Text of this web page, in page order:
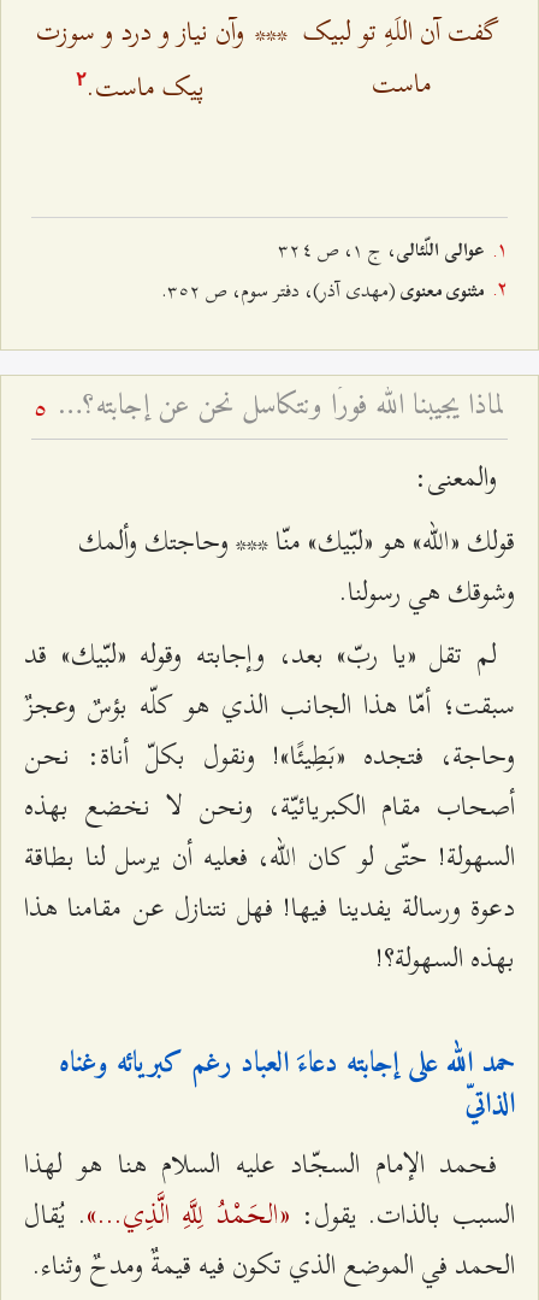
گفت آن اللَهِ تو لبیک
ماست
*** وآن نیاز و درد و سوزت
پیک ماست.٢
عوالی اللّئالی، ج ١، ص ٣٢٤
مثنوی معنوی(مهدی آذر)، دفتر سوم، ص ٣٥٢.
لماذا يجيبنا الله فورًا ونتكاسل نحن عن إجابته؟ - تغيّر أحوال أصحاب المسؤوليّة 5
والمعنى:
قولك «الله» هو «لبّيك» منّا *** وحاجتك وألمك
وشوقك هي رسولنا.
لم تقل «يا ربّ» بعد، وإجابته وقوله «لبّيك» قد
سبقت؛ أمّا هذا الجانب الذي هو كلّه بؤسٌ وعجزٌ
وحاجة، فتجده «بَطِيئًا»! ونقول بكلّ أناة: نحن
أصحاب مقام الكبريائيّة، ونحن لا نخضع بهذه
السهولة! حتّى لو كان الله، فعليه أن يرسل لنا بطاقة
دعوة ورسالة يفدينا فيها! فهل نتنازل عن مقامنا هذا
بهذه السهولة؟!
حمد الله على إجابته دعاءَ العباد رغم كبريائه وغناه
الذاتيّ
فحمد الإمام السجّاد عليه السلام هنا هو لهذا
السبب بالذات. يقول: «الحَمْدُ لِلَّهِ الَّذِي...». يُقال
الحمد في الموضع الذي تكون فيه قيمةٌ ومدحٌ وثناء.